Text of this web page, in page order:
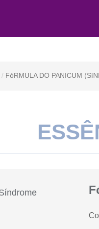
FóRMULA DO PANICUM